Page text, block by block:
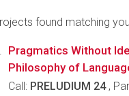
found matching
Pragmatics Without
Philosophy of
Call: PRELUDIUM 24,